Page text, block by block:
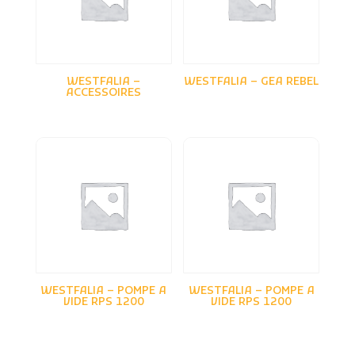
MASSEY FERGUSON
MICHELIN
PONGE
POTTINGER
REDROCK
WESTFALIA –
ACCESSOIRES
WESTFALIA – GEA REBEL
WESTFALIA – POMPE A
VIDE RPS 1200
WESTFALIA – POMPE A
VIDE RPS 1200